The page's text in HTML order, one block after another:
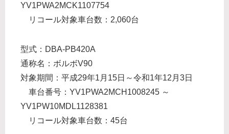
YV1PWA2MCK1107754
リコール対象車台数：2,060台
型式：DBA-PB420A
通称名：ボルボV90
対象期間：平成29年1月15日～令和1年12月3日
車台番号：YV1PWA2MCH1008245 ～
YV1PW10MDL1128381
リコール対象車台数：45台